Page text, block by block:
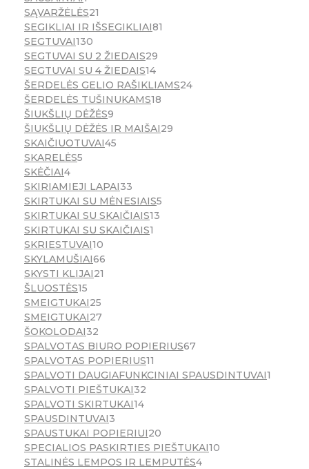
SĄVARŽĖLĖS21
SEGIKLIAI IR IŠSEGIKLIAI81
SEGTUVAI130
SEGTUVAI SU 2 ŽIEDAIS29
SEGTUVAI SU 4 ŽIEDAIS14
ŠERDELĖS GELIO RAŠIKLIAMS24
ŠERDELĖS TUŠINUKAMS18
ŠIUKŠLIŲ DĖŽĖS9
ŠIUKŠLIŲ DĖŽĖS IR MAIŠAI29
SKAIČIUOTUVAI45
SKARELĖS5
SKĖČIAI4
SKIRIAMIEJI LAPAI33
SKIRTUKAI SU MĖNESIAIS5
SKIRTUKAI SU SKAIČIAIS13
SKIRTUKAI SU SKAIČIAIS1
SKRIESTUVAI10
SKYLAMUŠIAI66
SKYSTI KLIJAI21
ŠLUOSTĖS15
SMEIGTUKAI25
SMEIGTUKAI27
ŠOKOLODAI32
SPALVOTAS BIURO POPIERIUS67
SPALVOTAS POPIERIUS11
SPALVOTI DAUGIAFUNKCINIAI SPAUSDINTUVAI1
SPALVOTI PIEŠTUKAI32
SPALVOTI SKIRTUKAI14
SPAUSDINTUVAI3
SPAUSTUKAI POPIERIUI20
SPECIALIOS PASKIRTIES PIEŠTUKAI10
STALINĖS LEMPOS IR LEMPUTĖS4